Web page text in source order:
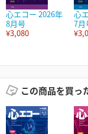
心エコー 2026年
8月号
¥3,080
心
7月
この商品を買っ